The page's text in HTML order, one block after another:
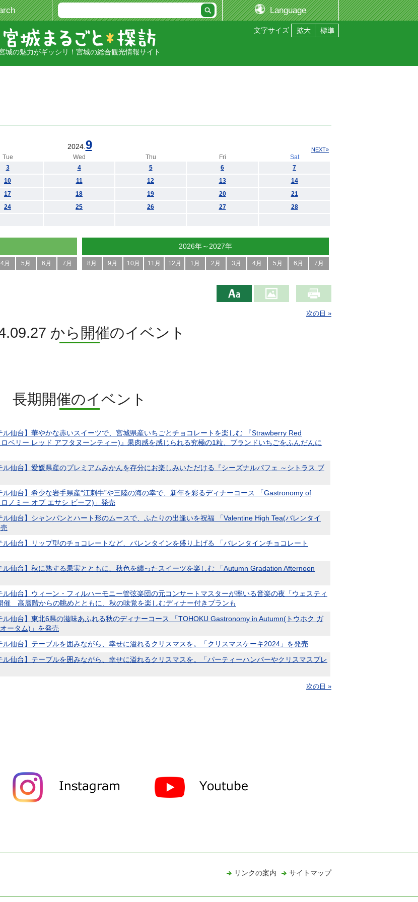
Language
文字サイズ
城の魅力がギッシリ！宮城の総合観光情報サイト
2024. 9 NEXT»
Tue Wed Thu Fri
Sat
3 4 5 6
7
10 11 12 13
14
17 18 19 20
21
24 25 26 27
28
4月 5月 6月 7月
2026年～2027年
8月 9月 10月 11月 12月 1月 2月 3月 4月 5月 6月 7月
次の日 »
から開催のイベント
長期開催のイベント
ル仙台】華やかな赤いスイーツで、宮城県産いちごとチョコレートを楽しむ 『Strawberry Red
ベリー レッド アフタヌーンティー)』果肉感を感じられる究極の1粒、ブランドいちごをふんだんに
ル仙台】愛媛県産のプレミアムみかんを存分にお楽しみいただける『シーズナルパフェ ～シトラス ブ
ル仙台】希少な岩手県産“江刺牛”や三陸の海の幸で、新年を彩るディナーコース 「Gastronomy of
ノミー オブ エサシ ビーフ)」発売
ル仙台】シャンパンとハート形のムースで、ふたりの出逢いを祝福 「Valentine High Tea(バレンタイ
ル仙台】リップ型のチョコレートなど、バレンタインを盛り上げる 「バレンタインチョコレート
ル仙台】秋に熟する果実とともに、秋色を纏ったスイーツを楽しむ 「Autumn Gradation Afternoon
ル仙台】ウィーン・フィルハーモニー管弦楽団の元コンサートマスターが率いる音楽の夜「ウェスティ
催 高層階からの眺めとともに、秋の味覚を楽しむディナー付きプランも
ル仙台】東北6県の滋味あふれる秋のディナーコース 「TOHOKU Gastronomy in Autumn(トウホク ガ
ータム)」を発売
ル仙台】テーブルを囲みながら、幸せに溢れるクリスマスを。「クリスマスケーキ2024」を発売
ル仙台】テーブルを囲みながら、幸せに溢れるクリスマスを。「パーティーハンパーやクリスマスブレ
次の日 »
リンクの案内 サイトマップ